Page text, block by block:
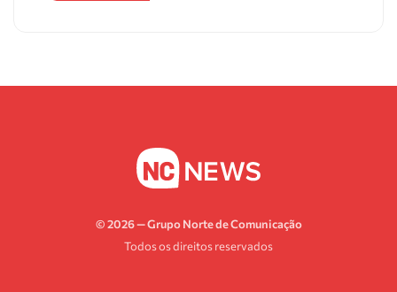
© 2026 — Grupo Norte de Comunicação
Todos os direitos reservados